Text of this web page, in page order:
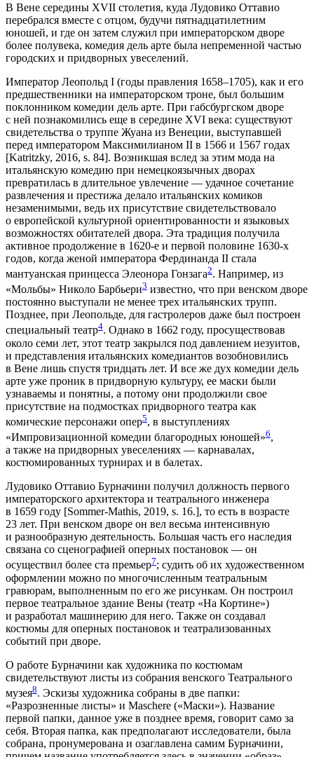
В Вене середины XVII столетия, куда Лудовико Оттавио
перебрался вместе с отцом, будучи пятнадцатилетним
юношей, и где он затем служил при императорском дворе
более полувека, комедия дель арте была непременной частью
городских и придворных увеселений.
Император Леопольд I (годы правления 1658–1705), как и его
предшественники на императорском троне, был большим
поклонником комедии дель арте. При габсбургском дворе
с ней познакомились еще в середине XVI века: существуют
свидетельства о труппе Жуана из Венеции, выступавшей
перед императором Максимилианом II в 1566 и 1567 годах
[Katritzky, 2016, s. 84]. Возникшая вслед за этим мода на
итальянскую комедию при немецкоязычных дворах
превратилась в длительное увлечение — удачное сочетание
развлечения и престижа делало итальянских комиков
незаменимыми, ведь их присутствие свидетельствовало
о европейской культурной ориентированности и языковых
возможностях обитателей двора. Эта традиция получила
активное продолжение в 1620-е и первой половине 1630-х
годов, когда женой императора Фердинанда II стала
мантуанская принцесса Элеонора Гонзага2. Например, из
«Мольбы» Николо Барбьери3 известно, что при венском дворе
постоянно выступали не менее трех итальянских трупп.
Позднее, при Леопольде, для гастролеров даже был построен
специальный театр4. Однако в 1662 году, просуществовав
около семи лет, этот театр закрылся под давлением иезуитов,
и представления итальянских комедиантов возобновились
в Вене лишь спустя тридцать лет. И все же дух комедии дель
арте уже проник в придворную культуру, ее маски были
узнаваемы и понятны, а потому они продолжили свое
присутствие на подмостках придворного театра как
комические персонажи опер5,​​​​​​​ в выступлениях
«Импровизационной комедии благородных юношей»6,
а также на придворных увеселениях — карнавалах,
костюмированных турнирах и в балетах.
Лудовико Оттавио Бурначини получил должность первого
императорского архитектора и театрального инженера
в 1659 году [Sommer-Mathis, 2019, s. 16.], то есть в возрасте
23 лет. При венском дворе он вел весьма интенсивную
и разнообразную деятельность. Большая часть его наследия
связана со сценографией оперных постановок — он
осуществил более ста премьер7; судить об их художественном
оформлении можно по многочисленным театральным
гравюрам, выполненным по его же рисункам. Он построил
первое театральное здание Вены (театр «На Кортине»)
и разработал машинерию для него. Также он создавал
костюмы для оперных постановок и театрализованных
событий при дворе.
О работе Бурначини как художника по костюмам
свидетельствуют листы из собрания венского Театрального
музея8. Эскизы художника собраны в две папки:
«Разрозненные листы» и Maschere («Маски»). Название
первой папки, данное уже в позднее время, говорит само за
себя. Вторая папка, как предполагают исследователи, была
собрана, пронумерована и озаглавлена самим Бурначини,